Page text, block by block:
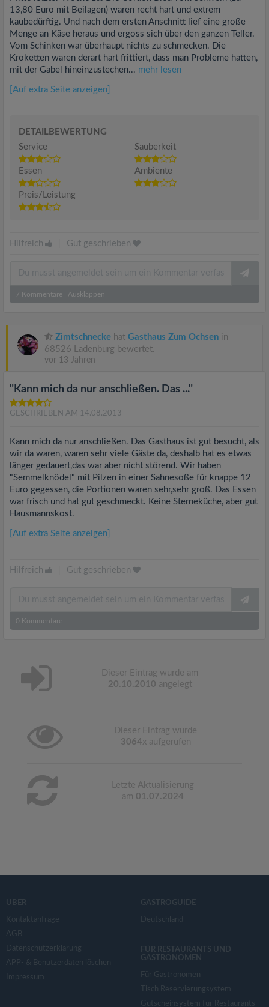
13,80 Euro mit Beilagen) waren recht hart und extrem
kaubedürftig. Und nach dem ersten Anschnitt lief eine große
Menge an Käse heraus und ergoss sich über den ganzen Teller.
Vom Schinken war überhaupt nichts zu schmecken. Die
Kroketten waren derart hart frittiert, dass man Probleme hatten,
mit der Gabel hineinzustechen... mehr lesen
[Auf extra Seite anzeigen]
DETAILBEWERTUNG
Service
Sauberkeit
Essen Ambiente
Preis/Leistung
Hilfreich Gut geschrieben
7 Kommentare Ausklappen
Zimtschnecke hat Gasthaus Zum Ochsen in
68526 Ladenburg bewertet.
vor 13 Jahren
"Kann mich da nur anschließen. Das ..."
GESCHRIEBEN AM 14.08.2013
Kann mich da nur anschließen. Das Gasthaus ist gut besucht, als
wir da waren, waren sehr viele Gäste da, deshalb hat es etwas
länger gedauert,das war aber nicht störend. Wir haben
"Semmelknödel" mit Pilzen in einer Sahnesoße für knappe 12
Euro gegessen, die Portionen waren sehr,sehr groß. Das Essen
war frisch und hat gut geschmeckt. Keine Sterneküche, aber gut
Hausmannskost.
[Auf extra Seite anzeigen]
Hilfreich Gut geschrieben
0 Kommentare
Dieser Eintrag wurde am
20.10.2010 angelegt
Dieser Eintrag wurde
3064x aufgerufen
Letzte Aktualisierung
am 01.07.2024
ÜBER
Kontaktanfrage
AGB
Datenschutzerklärung
APP- & Benutzerdaten löschen
Impressum
GASTROGUIDE
Deutschland
FÜR RESTAURANTS UND
GASTRONOMEN
Für Gastronomen
Tisch Reservierungsystem
Gutscheinsystem für Restaurants